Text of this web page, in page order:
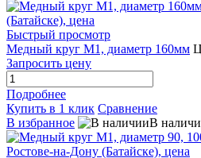
Быстрый просмотр
Медный круг М1, диаметр 160мм
Запросить цену
Подробнее
Купить в 1 клик Сравнение
В избранное
В